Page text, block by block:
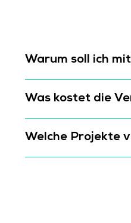
Warum soll ich
Was kostet die
Welche Projekte